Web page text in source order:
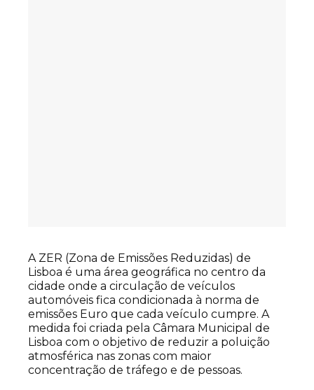
A ZER (Zona de Emissões Reduzidas) de
Lisboa é uma área geográfica no centro da
cidade onde a circulação de veículos
automóveis fica condicionada à norma de
emissões Euro que cada veículo cumpre. A
medida foi criada pela Câmara Municipal de
Lisboa com o objetivo de reduzir a poluição
atmosférica nas zonas com maior
concentração de tráfego e de pessoas.